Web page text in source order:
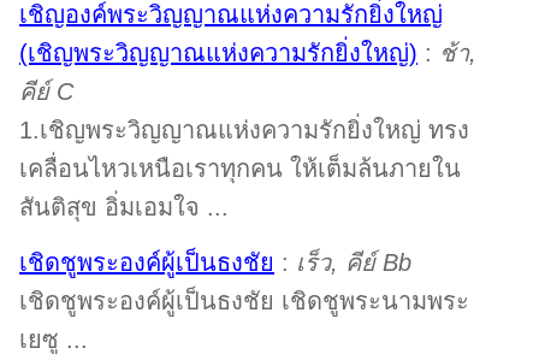
เชิญองค์พระวิญญาณแห่งความรักยิ่งใหญ่
(เชิญพระวิญญาณแห่งความรักยิ่งใหญ่) : ช้า,
คีย์ C
1.เชิญพระวิญญาณแห่งความรักยิ่งใหญ่ ทรง
เคลื่อนไหวเหนือเราทุกคน ให้เต็มล้นภายใน
สันติสุข อิ่มเอมใจ ...
เชิดชูพระองค์ผู้เป็นธงชัย : เร็ว, คีย์ Bb
เชิดชูพระองค์ผู้เป็นธงชัย เชิดชูพระนามพระ
เยซู ...